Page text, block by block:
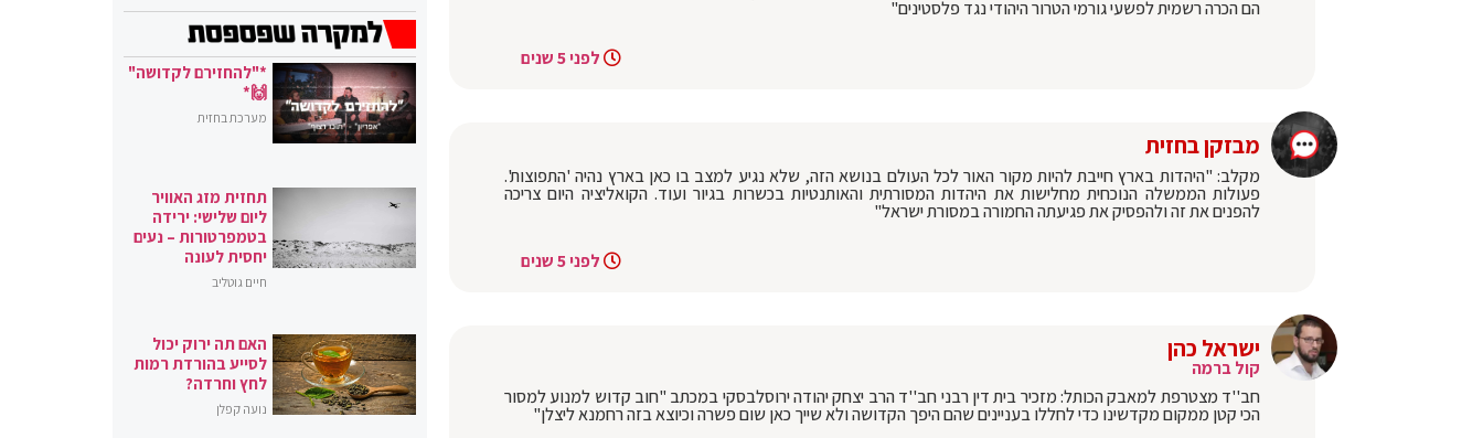
הם הכרה רשמית לפשעי גורמי הטרור היהודי נגד פלסטינים"
לפני 5 שנים
מבזקן בחזית
מקלב: "היהדות בארץ חייבת להיות מקור האור לכל העולם בנושא הזה, שלא נגיע למצב בו כאן בארץ נהיה 'התפוצות'.
פעולות הממשלה הנוכחית מחלישות את היהדות המסורתית והאותנטיות בכשרות בגיור ועוד. הקואליציה היום צריכה
להפנים את זה ולהפסיק את פגיעתה החמורה במסורת ישראל"
לפני 5 שנים
ישראל כהן
קול ברמה
חב''ד מצטרפת למאבק הכותל: מזכיר בית דין רבני חב''ד הרב יצחק יהודה ירוסלבסקי במכתב "חוב קדוש למנוע למסור
הכי קטן ממקום מקדשינו כדי לחללו בעניינים שהם היפך הקדושה ולא שייך כאן שום פשרה וכיוצא בזה רחמנא ליצלן"
*"להחזירם לקדושה"
🙌*
מערכת בחזית
תחזית מזג האוויר
ליום שלישי: ירידה
בטמפרטורות – נעים
יחסית לעונה
חיים גוטליב
האם תה ירוק יכול
לסייע בהורדת רמות
לחץ וחרדה?
נועה קפלן